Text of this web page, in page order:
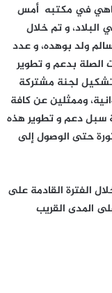
بناهي في مكتبه أمس
و تم خلال
سالم ولد بوهده، و عدد
الصلة بدعم و تطوير
تشكيل لجنة مشتركة
وممثلين عن كافة
سبل دعم و تطوير هذه
حتى الوصول إلى
الفترة القادمة على
المدى القريب